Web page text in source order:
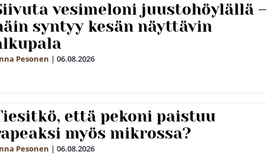
vesimeloni juustohöylällä –
syntyy kesän näyttävin
Pesonen | 06.08.2026
että pekoni paistuu
myös mikrossa?
Pesonen | 06.08.2026